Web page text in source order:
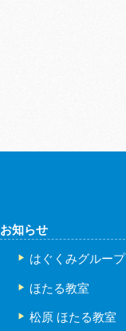
お知らせ
はぐくみグループ
ほたる教室
松原 ほたる教室